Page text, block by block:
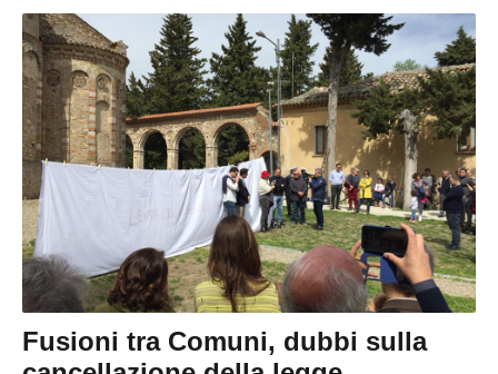
Fusioni tra Comuni, dubbi sulla